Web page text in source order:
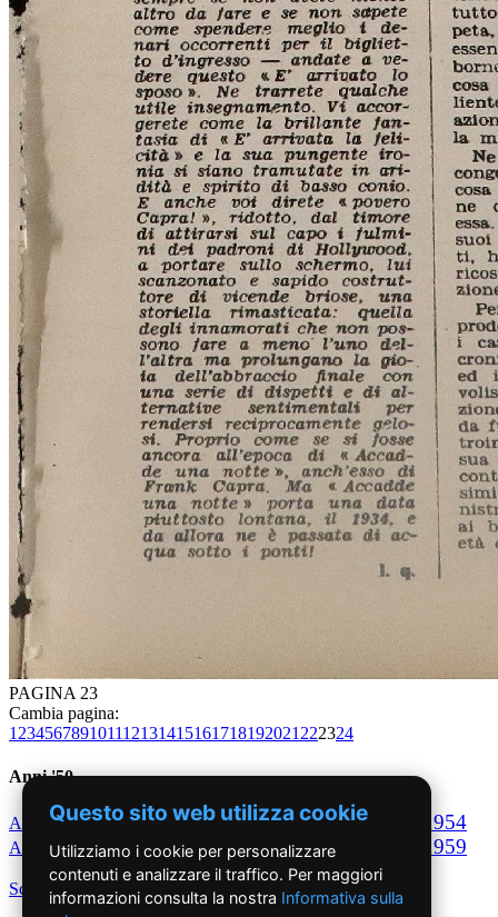
PAGINA 23
Cambia pagina:
1 23456789101112131415161718192021 222324
Anni '50
Anno1950Anno1951 Anno1952 Anno1953 1954
Anno 1955Anno1956 Anno1957Anno1958 1959
Scegli per decennio
Questo sito web utilizza cookie
Utilizziamo i cookie per personalizzare
contenuti e analizzare il traffico. Per maggiori
informazioni consulta la nostra Informativa sulla